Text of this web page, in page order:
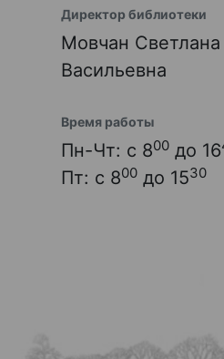
Директор библиотеки
Мовчан Светлана
Васильевна
Время работы
Пн-Чт: с 800 до 16
Пт: с 800 до 1530